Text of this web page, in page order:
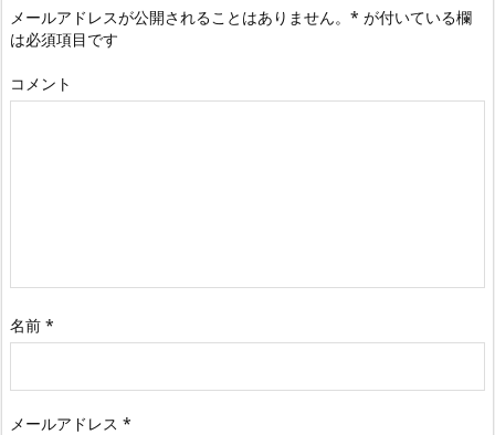
メールアドレスが公開されることはありません。 * が付いている欄
は必須項目です
コメント
名前 *
メールアドレス *